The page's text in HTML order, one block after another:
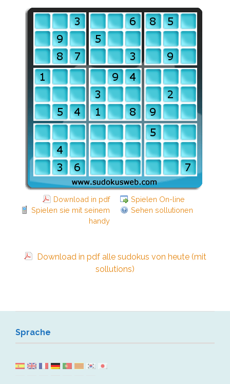
Download in pdf
Spielen On-line
Spielen sie mit seinem
handy
Sehen sollutionen
Download in pdf alle sudokus von heute (mit
sollutions)
Sprache